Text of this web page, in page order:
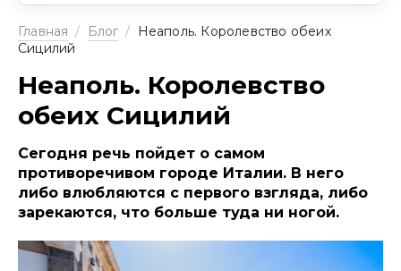
Главная / Блог /
Неаполь. Королевство обеих
Сицилий
Неаполь. Королевство
обеих Сицилий
Сегодня речь пойдет о самом
противоречивом городе Италии. В него
либо влюбляются с первого взгляда, либо
зарекаются, что больше туда ни ногой.